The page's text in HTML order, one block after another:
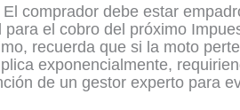
comprador debe estar
el cobro del próximo
recuerda que si la moto
exponencialmente,
de un gestor experto para